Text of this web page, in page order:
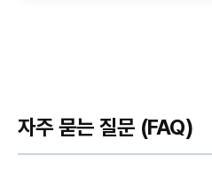
자주 묻는 질문 (FAQ)